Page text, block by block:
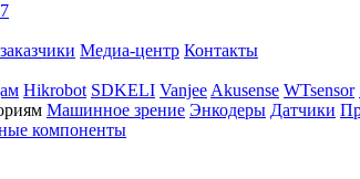
Медиа-центр Контакты
Hikrobot SDKELI Vanjee Akusense WTsensor
Машинное зрение Энкодеры Датчики
компоненты